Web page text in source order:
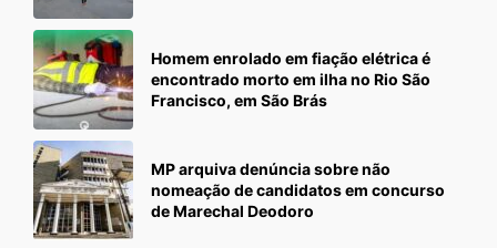
Homem enrolado em fiação elétrica é
encontrado morto em ilha no Rio São
Francisco, em São Brás
MP arquiva denúncia sobre não
nomeação de candidatos em concurso
de Marechal Deodoro